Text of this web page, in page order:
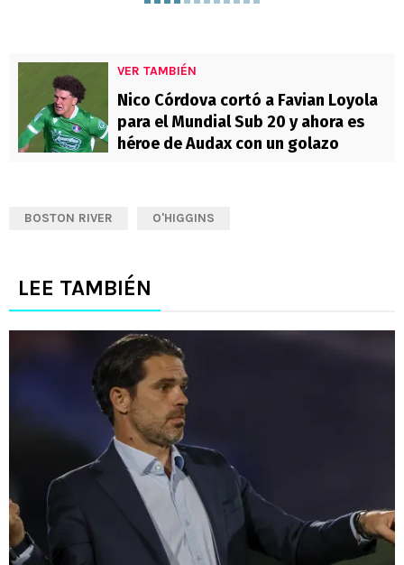
VER TAMBIÉN
Nico Córdova cortó a Favian Loyola
para el Mundial Sub 20 y ahora es
héroe de Audax con un golazo
BOSTON RIVER O'HIGGINS
LEE TAMBIÉN